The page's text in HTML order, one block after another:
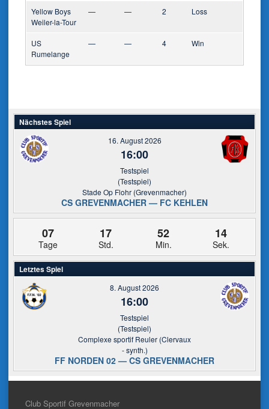
Yellow Boys
Weiler-la-Tour
— — 2 Loss
US
Rumelange
— — 4 Win
Nächstes Spiel
16. August 2026
16:00
Testspiel
(Testspiel)
Stade Op Flohr (Grevenmacher)
CS GREVENMACHER — FC KEHLEN
07
Tage
17
Std.
52
Min.
14
Sek.
Letztes Spiel
8. August 2026
16:00
Testspiel
(Testspiel)
Complexe sportif Reuler (Clervaux
- synth.)
FF NORDEN 02 — CS GREVENMACHER
Club Sportif Grevenmacher